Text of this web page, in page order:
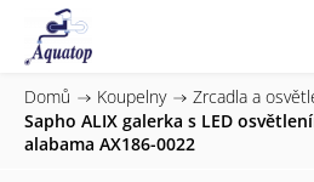
Domů / Koupelny / Zrcadla a
Sapho ALIX galerka s LED
alabama AX186-0022